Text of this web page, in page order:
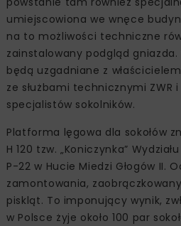
umiejscowiona we wnęce
na to możliwości techniczne
zainstalowany podgląd gniazda.
będą uzgadniane z
ze służbami technicznymi ZWR
specjalistów sokolników.
Platforma lęgowa dla sokołów
H 120 tzw. „Koniczynka”
P-22 w Hucie Miedzi Głogów II.
zamontowania,
piskląt. To imponujący wynik,
w Polsce żyje około 100 par